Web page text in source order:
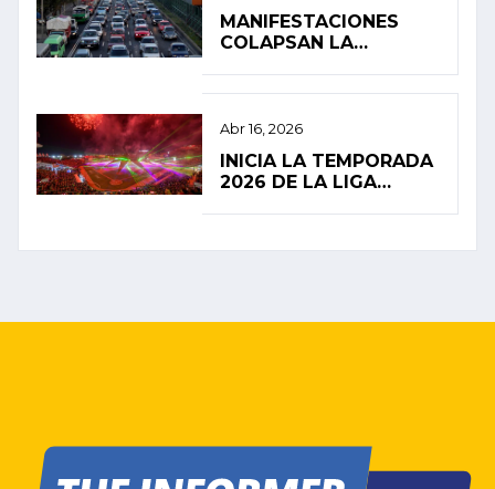
MANIFESTACIONES
COLAPSAN LA
Abr 16, 2026
INICIA LA TEMPORADA
2026 DE LA LIGA
EXPECTATIVAS